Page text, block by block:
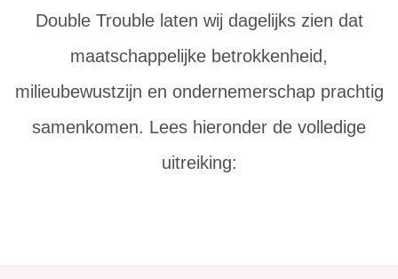
Double Trouble laten wij dagelijks zien dat
maatschappelijke betrokkenheid,
milieubewustzijn en ondernemerschap prachtig
samenkomen. Lees hieronder de volledige
uitreiking: